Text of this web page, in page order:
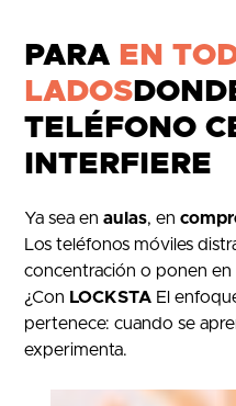
PARA EN
LADOS
TELÉFONO
INTERFIERE
Ya sea enaulas, en
Los teléfonos móviles
concentración o ponen
¿Con LOCKSTA El
pertenece: cuando se
experimenta.